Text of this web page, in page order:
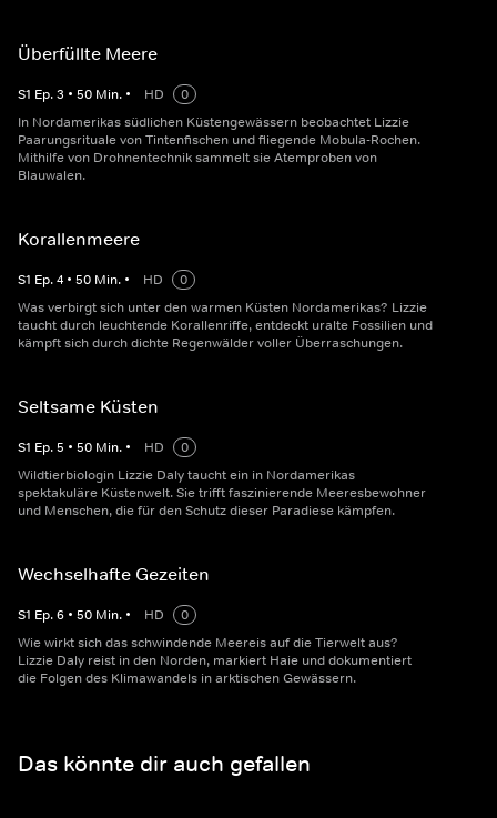
Überfüllte Meere
S1 Ep.3 • 50 Min. • HD
0
In Nordamerikas südlichen Küstengewässern beobachtet Lizzie
Paarungsrituale von Tintenfischen und fliegende Mobula-Rochen.
Mithilfe von Drohnentechnik sammelt sie Atemproben von
Blauwalen.
Korallenmeere
S1 Ep.4 • 50 Min. • HD
0
Was verbirgt sich unter den warmen Küsten Nordamerikas? Lizzie
taucht durch leuchtende Korallenriffe, entdeckt uralte Fossilien und
kämpft sich durch dichte Regenwälder voller Überraschungen.
Seltsame Küsten
S1 Ep.5 • 50 Min. • HD
0
Wildtierbiologin Lizzie Daly taucht ein in Nordamerikas
spektakuläre Küstenwelt. Sie trifft faszinierende Meeresbewohner
und Menschen, die für den Schutz dieser Paradiese kämpfen.
Wechselhafte Gezeiten
S1 Ep.6 • 50 Min. • HD
0
Wie wirkt sich das schwindende Meereis auf die Tierwelt aus?
Lizzie Daly reist in den Norden, markiert Haie und dokumentiert
die Folgen des Klimawandels in arktischen Gewässern.
Das könnte dir auch gefallen